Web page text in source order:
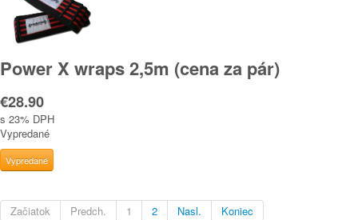
Power X wraps 2,5m (cena za pár)
€28.90
s 23% DPH
Vypredané
Začiatok Predch. 1 2 Nasl. Koniec